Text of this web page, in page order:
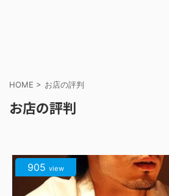
HOME > お店の評判
お店の評判
905 view